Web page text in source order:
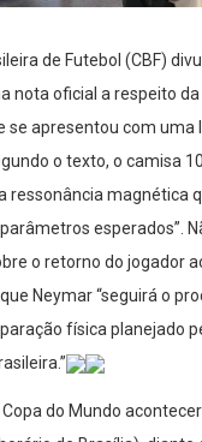
de Futebol (CBF)
nota oficial a respeito
se apresentou com uma
o texto, o camisa
ressonância magnética
esperados”.
o retorno do jogador
Neymar “seguirá o
física planejado
do Mundo